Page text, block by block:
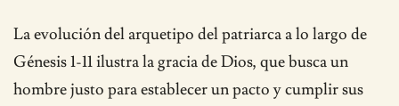
La evolución del arquetipo del patriarca a lo largo de
Génesis 1-11 ilustra la gracia de Dios, que busca un
hombre justo para establecer un pacto y cumplir sus